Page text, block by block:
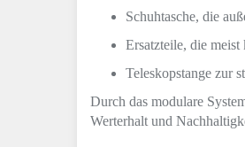
Schuhtasche, die
Ersatzteile, die
Teleskopstange zur
Durch das modulare
Werterhalt und